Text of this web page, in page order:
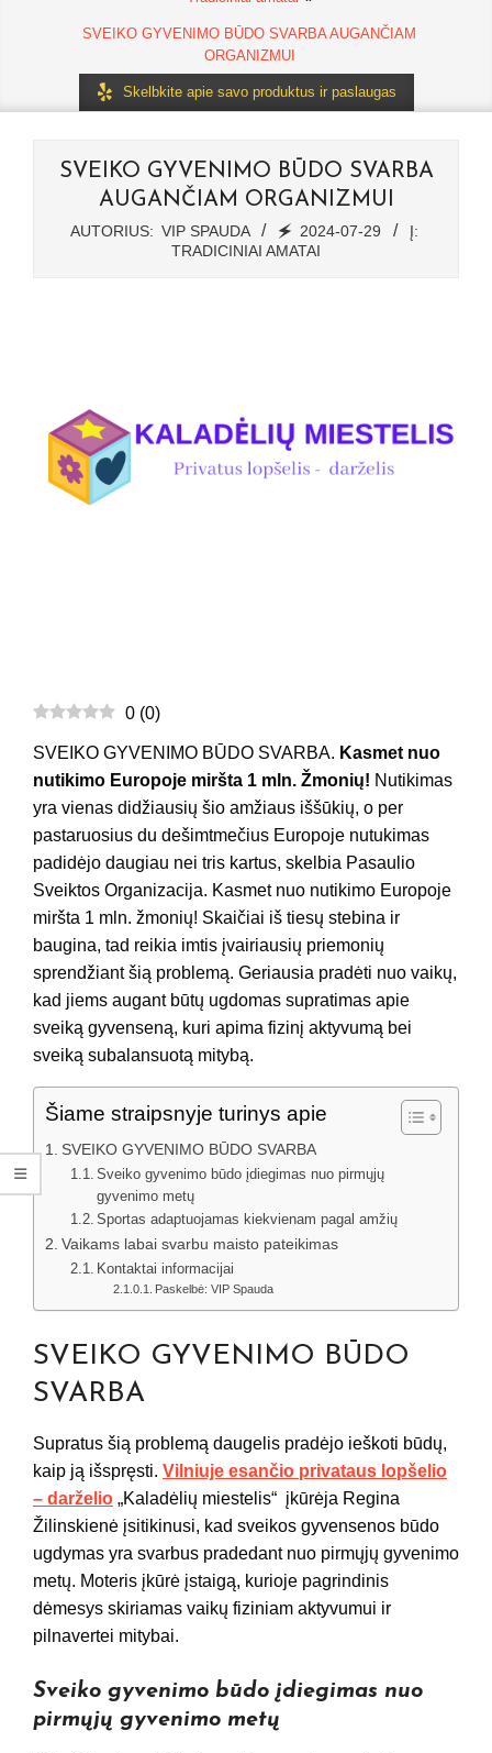
SVEIKO GYVENIMO BŪDO SVARBA AUGANČIAM
ORGANIZMUI
Skelbkite apie savo produktus ir paslaugas
SVEIKO GYVENIMO BŪDO SVARBA
AUGANČIAM ORGANIZMUI
AUTORIUS: VIP SPAUDA 🗲 2024-07-29
Į:
TRADICINIAI AMATAI
0 (0)
SVEIKO GYVENIMO BŪDO SVARBA. Kasmet nuo
nutikimo Europoje miršta 1 mln. Žmonių! Nutikimas
yra vienas didžiausių šio amžiaus iššūkių, o per
pastaruosius du dešimtmečius Europoje nutukimas
padidėjo daugiau nei tris kartus, skelbia Pasaulio
Sveiktos Organizacija. Kasmet nuo nutikimo Europoje
miršta 1 mln. žmonių! Skaičiai iš tiesų stebina ir
baugina, tad reikia imtis įvairiausių priemonių
sprendžiant šią problemą. Geriausia pradėti nuo vaikų,
kad jiems augant būtų ugdomas supratimas apie
sveiką gyvenseną, kuri apima fizinį aktyvumą bei
sveiką subalansuotą mitybą.
Šiame straipsnyje turinys apie
SVEIKO GYVENIMO BŪDO SVARBA
Sveiko gyvenimo būdo įdiegimas nuo pirmųjų
gyvenimo metų
Sportas adaptuojamas kiekvienam pagal amžių
Vaikams labai svarbu maisto pateikimas
Kontaktai informacijai
Paskelbė: VIP Spauda
SVEIKO GYVENIMO BŪDO
SVARBA
Supratus šią problemą daugelis pradėjo ieškoti būdų,
kaip ją išspręsti. Vilniuje esančio privataus lopšelio
– darželio „Kaladėlių miestelis“ įkūrėja Regina
Žilinskienė įsitikinusi, kad sveikos gyvensenos būdo
ugdymas yra svarbus pradedant nuo pirmųjų gyvenimo
metų. Moteris įkūrė įstaigą, kurioje pagrindinis
dėmesys skiriamas vaikų fiziniam aktyvumui ir
pilnavertei mitybai.
Sveiko gyvenimo būdo įdiegimas nuo
pirmųjų gyvenimo metų